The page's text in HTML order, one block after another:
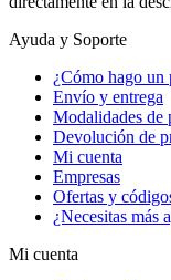
Ayuda y Soporte
¿Cómo hago un
Envío y entrega
Modalidades de
Devolución de
Mi cuenta
Empresas
Ofertas y
¿Necesitas más
Mi cuenta